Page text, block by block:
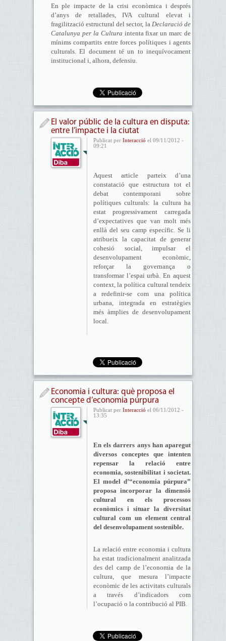
En ple impacte de la crisi econòmica i després
d’anys de retallades, IVA cultural elevat i
fragilització estructural del sector, la Declaració de
Catalunya per la Cultura intenta fixar un marc de
mínims compartits entre forces polítiques i agents
culturals. El document té un to inequívocament
institucional i, alhora, defensiu.
El valor públic de la cultura en disputa:
entre l’impacte i la ciutat
Publicat per Interacció el 09/11/2012 -
09:21
Aquest article parteix d’una
constatació que estructura tot el
debat contemporani sobre
polítiques culturals: la cultura ha
estat progressivament carregada
d’expectatives que van molt més
enllà del seu camp específic. Se li
atribueix la capacitat de generar
cohesió social, impulsar el
desenvolupament econòmic,
reforçar la governança o
transformar l’espai urbà. En aquest
context, la política cultural tendeix
a redefinir-se com una política
urbana, integrada en estratègies
més àmplies de desenvolupament
local.
Economia i cultura: què proposa el
concepte d’economia púrpura
Publicat per Interacció el 06/11/2012 -
13:35
En els darrers anys han aparegut
diversos conceptes que intenten
repensar la relació entre
economia, sostenibilitat i societat.
El model d’“economia púrpura”
proposa incorporar la dimensió
cultural en els processos
econòmics i situar la diversitat
cultural com un element central
del desenvolupament sostenible.
La relació entre economia i cultura
ha estat tradicionalment analitzada
des del camp de l’economia de la
cultura, que mesura l’impacte
econòmic de les activitats culturals
a través d’indicadors com
l’ocupació o la contribució al PIB.